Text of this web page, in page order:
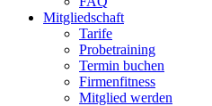
Mitgliedschaft
Tarife
Probetraining
Termin buchen
Firmenfitness
Mitglied werden